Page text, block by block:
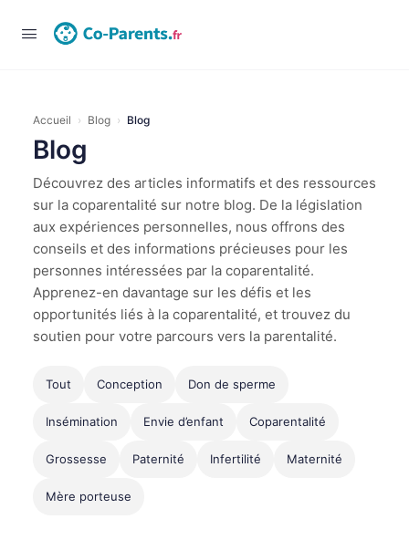
Accueil › Blog › Blog
Blog
Découvrez des articles informatifs et des ressources
sur la coparentalité sur notre blog. De la législation
aux expériences personnelles, nous offrons des
conseils et des informations précieuses pour les
personnes intéressées par la coparentalité.
Apprenez-en davantage sur les défis et les
opportunités liés à la coparentalité, et trouvez du
soutien pour votre parcours vers la parentalité.
Tout Conception Don de sperme
Insémination Envie d’enfant Coparentalité
Grossesse Paternité Infertilité Maternité
Mère porteuse